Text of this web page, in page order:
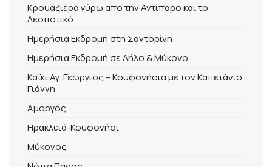
Κρουαζιέρα γύρω από την Αντίπαρο και το
Δεσποτικό
Ημερήσια Εκδρομή στη Σαντορίνη
Ημερήσια Εκδρομή σε Δήλο & Μύκονο
Καΐκι Αγ. Γεώργιος – Κουφονήσια με τον Καπετάνιο
Γιάννη
Αμοργός
Ηρακλειά-Κουφονήσι
Μύκονος
ΤΗΛ. / EMAIL
Τηλ.: +30 22840 24245
ONLINE ΠΛΗΡΩΜΈΣ
ΣΧΕΤΙΚΆ ΜΕ ΕΜΆΣ
ΕΝΟΙΚΊΑΣΗ ΑΥΤΟΚΙΝΉΤΟΥ
ΕΙΣΙΤΉΡΙΑ
ΕΚΔΡΟΜΈΣ